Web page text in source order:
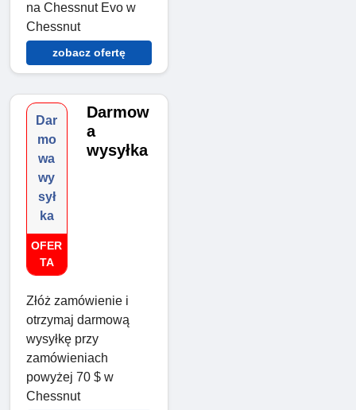
na Chessnut Evo w
Chessnut
zobacz ofertę
Dar
mo
wa
wy
sył
ka
OFER
TA
Darmow
a
wysyłka
Złóż zamówienie i
otrzymaj darmową
wysyłkę przy
zamówieniach
powyżej 70 $ w
Chessnut